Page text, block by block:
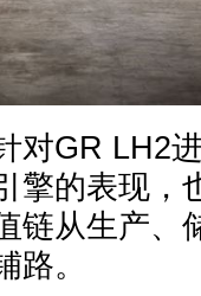
对GR LH2
擎的表现，
链从生产、
路。